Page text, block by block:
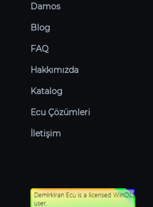
Damos
Blog
FAQ
Hakkımızda
Katalog
Ecu Çözümleri
İletişim